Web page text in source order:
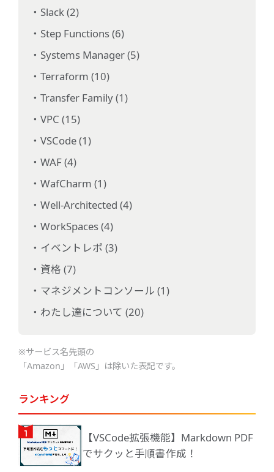
Slack (2)
Step Functions (6)
Systems Manager (5)
Terraform (10)
Transfer Family (1)
VPC (15)
VSCode (1)
WAF (4)
WafCharm (1)
Well-Architected (4)
WorkSpaces (4)
イベントレポ (3)
資格 (7)
マネジメントコンソール (1)
わたし達について (20)
※サービス名先頭の
「Amazon」「AWS」は除いた表記です。
ランキング
【VSCode拡張機能】Markdown PDF
でサクッと手順書作成！